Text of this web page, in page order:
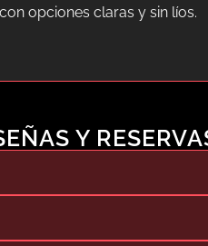
opciones claras y sin líos.
Y